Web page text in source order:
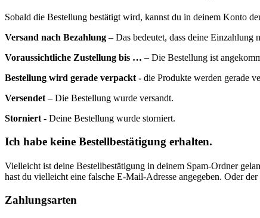
Sobald die Bestellung bestätigt wird, kannst du in deinem Konto
Versand nach Bezahlung – Das bedeutet, dass deine
Voraussichtliche Zustellung bis … – Die Bestellung ist
Bestellung wird gerade verpackt - die Produkte werden gerade
Versendet – Die Bestellung wurde versandt.
Storniert - Deine Bestellung wurde storniert.
Ich habe keine Bestellbestätigung erhalten.
Vielleicht ist deine Bestellbestätigung in deinem Spam-Ordner
hast du vielleicht eine falsche E-Mail-Adresse angegeben. Oder
Zahlungsarten